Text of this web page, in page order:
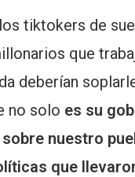
tiktokers de
que
deberían
no solo es su
nuestro
que